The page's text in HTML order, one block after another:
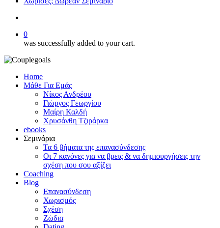
0
was successfully added to your cart.
Home
Μάθε Για Εμάς
Νίκος Ανδρέου
Γιώργος Γεωργίου
Μαίρη Καλδή
Χρυσάνθη Τζιράρκα
ebooks
Σεμινάρια
Τα 6 βήματα της επανασύνδεσης
Οι 7 κανόνες για να βρεις & να δημιουργήσεις την
σχέση που σου αξίζει
Coaching
Blog
Επανασύνδεση
Χωρισμός
Σχέση
Ζώδια